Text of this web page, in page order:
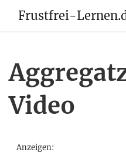
Frustfrei-
Video
Anzeigen: